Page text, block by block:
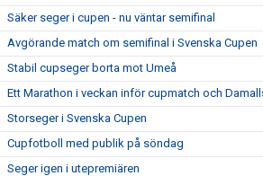
Säker seger i cupen - nu väntar semifinal
Avgörande match om semifinal i Svenska Cupen
Stabil cupseger borta mot Umeå
Ett Marathon i veckan inför cupmatch och
Storseger i Svenska Cupen
Cupfotboll med publik på söndag
Seger igen i utepremiären